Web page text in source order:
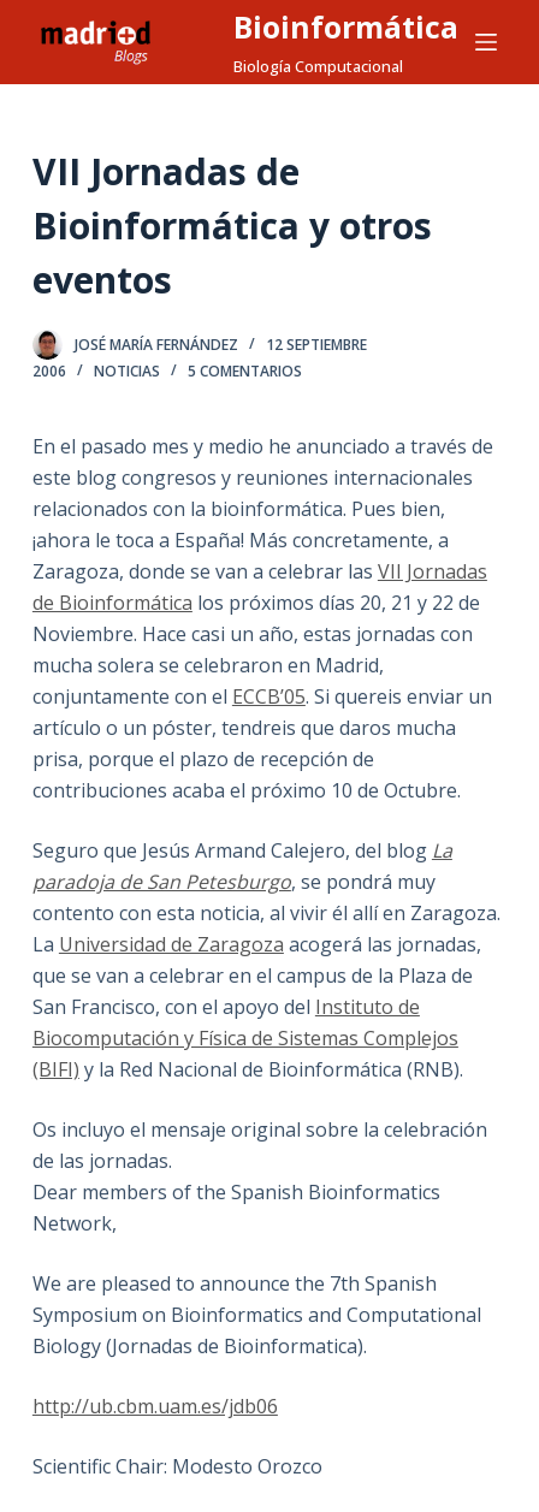
l
a
n
n
Bioinformática
Biología Computacional
VII Jornadas de
Bioinformática y otros
eventos
JOSÉ MARÍA FERNÁNDEZ
12 SEPTIEMBRE
2006
NOTICIAS 5 COMENTARIOS
En el pasado mes y medio he anunciado a través de
este blog congresos y reuniones internacionales
relacionados con la bioinformática. Pues bien,
¡ahora le toca a España! Más concretamente, a
Zaragoza, donde se van a celebrar las VII Jornadas
de Bioinformática los próximos días 20, 21 y 22 de
Noviembre. Hace casi un año, estas jornadas con
mucha solera se celebraron en Madrid,
conjuntamente con el ECCB’05. Si quereis enviar un
artículo o un póster, tendreis que daros mucha
prisa, porque el plazo de recepción de
contribuciones acaba el próximo 10 de Octubre.
Seguro que Jesús Armand Calejero, del blog La
paradoja de San Petesburgo, se pondrá muy
contento con esta noticia, al vivir él allí en Zaragoza.
La Universidad de Zaragoza acogerá las jornadas,
que se van a celebrar en el campus de la Plaza de
San Francisco, con el apoyo del Instituto de
Biocomputación y Física de Sistemas Complejos
(BIFI) y la Red Nacional de Bioinformática (RNB).
Os incluyo el mensaje original sobre la celebración
de las jornadas.
Dear members of the Spanish Bioinformatics
Network,
We are pleased to announce the 7th Spanish
Symposium on Bioinformatics and Computational
Biology (Jornadas de Bioinformatica).
http://ub.cbm.uam.es/jdb06
Scientific Chair: Modesto Orozco